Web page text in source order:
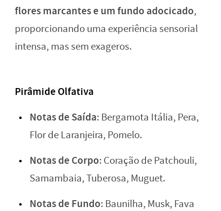
flores marcantes e um fundo adocicado,
proporcionando uma experiência sensorial
intensa, mas sem exageros.
Pirâmide Olfativa
Notas de Saída: Bergamota Itália, Pera,
Flor de Laranjeira, Pomelo.
Notas de Corpo: Coração de Patchouli,
Samambaia, Tuberosa, Muguet.
Notas de Fundo: Baunilha, Musk, Fava